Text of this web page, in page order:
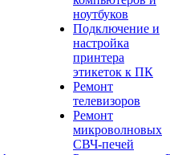
ноутбуков
Подключение и
настройка
принтера
этикеток к ПК
Ремонт
телевизоров
Ремонт
микроволновых
СВЧ-печей